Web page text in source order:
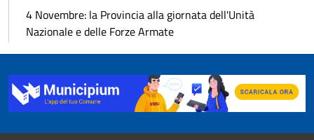
4 Novembre: la Provincia alla giornata dell'Unità
Nazionale e delle Forze Armate